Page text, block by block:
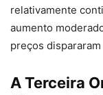
relativamente
aumento
preços
A Terceira